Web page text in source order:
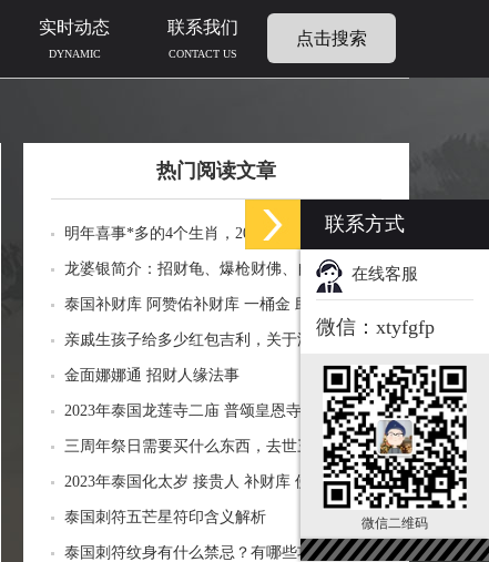
实时动态
DYNAMIC
联系我们
CONTACT US
点击搜索
热门阅读文章
明年喜事*多的4个生肖，2024年什么生肖福运
临门好事连连
龙婆银简介：招财龟、爆枪财佛、自身佛牌的
功效介绍
泰国补财库 阿赞佑补财库 一桶金 助力生意财
运财富
亲戚生孩子给多少红包吉利，关于添丁份子钱
风水讲究
金面娜娜通 招财人缘法事
2023年泰国龙莲寺二庙 普颂皇恩寺化太岁 接
贵人 补财库 佛历2566年
三周年祭日需要买什么东西，去世三周年祭祀
用品风水
2023年泰国化太岁 接贵人 补财库 佛历2566年
泰国刺符五芒星符印含义解析
泰国刺符纹身有什么禁忌？有哪些功效？
联系方式
在线客服
微信：xtyfgfp
微信二维码